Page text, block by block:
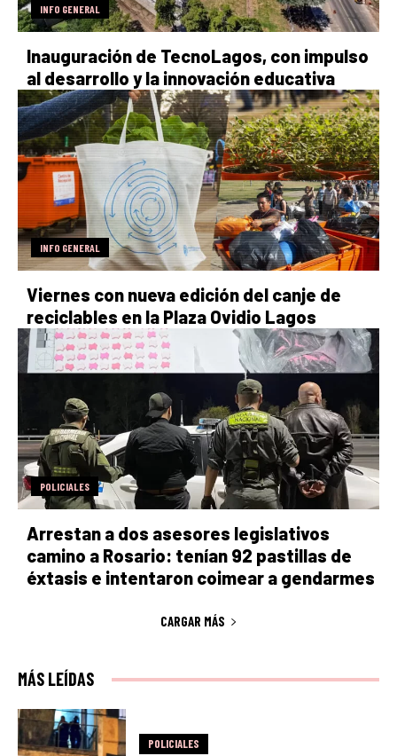
INFO GENERAL
Inauguración de TecnoLagos, con impulso
al desarrollo y la innovación educativa
INFO GENERAL
Viernes con nueva edición del canje de
reciclables en la Plaza Ovidio Lagos
POLICIALES
Arrestan a dos asesores legislativos
camino a Rosario: tenían 92 pastillas de
éxtasis e intentaron coimear a gendarmes
CARGAR MÁS
MÁS LEÍDAS
POLICIALES